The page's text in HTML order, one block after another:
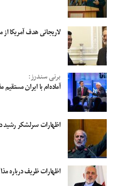
لاریجانی هدف آمریکا از
برنی سندرز:
آماده‌ام با ایران مستقیم
اظهارات سرلشکر رشید
اظهارات ظریف درباره